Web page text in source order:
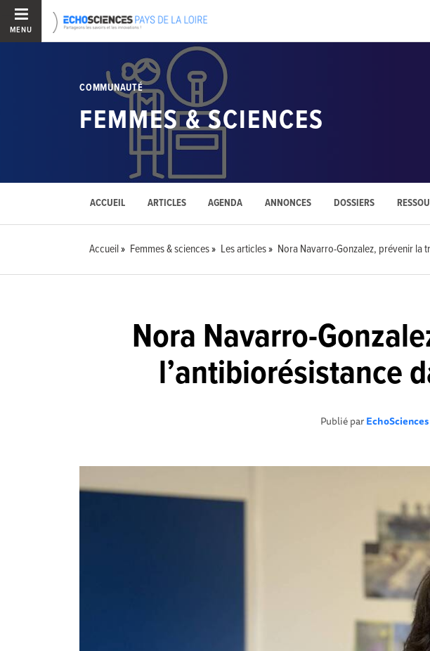
MENU
COMMUNAUTÉ
FEMMES & SCIENCES
ACCUEIL ARTICLES AGENDA ANNONCES DOSSIERS
Accueil Femmes & sciences Les articles Nora Navarro-Gonzalez, prévenir la
Nora Navarro-
l’antibiorésistance
Publié par